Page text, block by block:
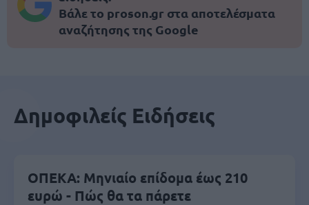
Βάλε το proson.gr στα αποτελέσματα
αναζήτησης της Google
Δημοφιλείς Ειδήσεις
ΟΠΕΚΑ: Μηνιαίο επίδομα έως 210
ευρώ - Πώς θα τα πάρετε